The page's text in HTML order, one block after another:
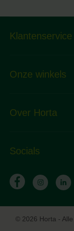
Klantenservice
Onze winkels
Over Horta
Socials
© 2026 Horta -